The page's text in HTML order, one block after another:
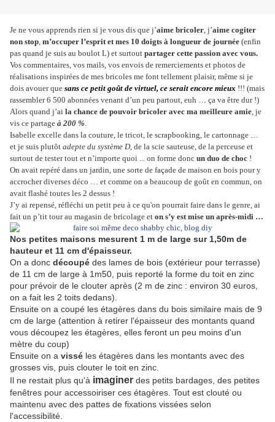
Je ne vous apprends rien si je vous dis que j’aime bricoler, j’aime cogiter
non stop, m’occuper l’esprit et mes 10 doigts à longueur de journée (enfin
pas quand je suis au boulot L) et surtout partager cette passion avec vous.
Vos commentaires, vos mails, vos envois de remerciements et photos de
réalisations inspirées de mes bricoles me font tellement plaisir, même si je
dois avouer que sans ce petit goût de virtuel, ce serait encore mieux !!! (mais
rassembler 6 500 abonnées venant d’un peu partout, euh … ça va être dur !)
Alors quand j’ai la chance de pouvoir bricoler avec ma meilleure amie, je
vis ce partage à 200 %.
Isabelle excelle dans la couture, le tricot, le scrapbooking, le cartonnage …
et je suis plutôt adepte du système D, de la scie sauteuse, de la perceuse et
surtout de tester tout et n’importe quoi ... on forme donc un duo de choc !
On avait repéré dans un jardin, une sorte de façade de maison en bois pour y
accrocher diverses déco … et comme on a beaucoup de goût en commun, on
avait flashé toutes les 2 dessus !
J’y ai repensé, réfléchi un petit peu à ce qu'on pourrait faire dans le genre, ai
fait un p’tit tour au magasin de bricolage et on s’y est mise un après-midi …
Nos petites maisons mesurent 1 m de large sur 1,50m de
hauteur et 11 cm d'épaisseur.
On a donc découpé des lames de bois (extérieur pour terrasse)
de 11 cm de large à 1m50, puis reporté la forme du toit en zinc
pour prévoir de le clouter après (2 m de zinc : environ 30 euros,
on a fait les 2 toits dedans).
Ensuite on a coupé les étagères dans du bois similaire mais de 9
cm de large (attention à retirer l'épaisseur des montants quand
vous découpez les étagères, elles feront un peu moins d'un
mètre du coup)
Ensuite on a vissé les étagères dans les montants avec des
grosses vis, puis clouter le toit en zinc.
Il ne restait plus qu'à imaginer des petits bardages, des petites
fenêtres pour accessoiriser ces étagères. Tout est clouté ou
maintenu avec des pattes de fixations vissées selon
l'accessibilité.